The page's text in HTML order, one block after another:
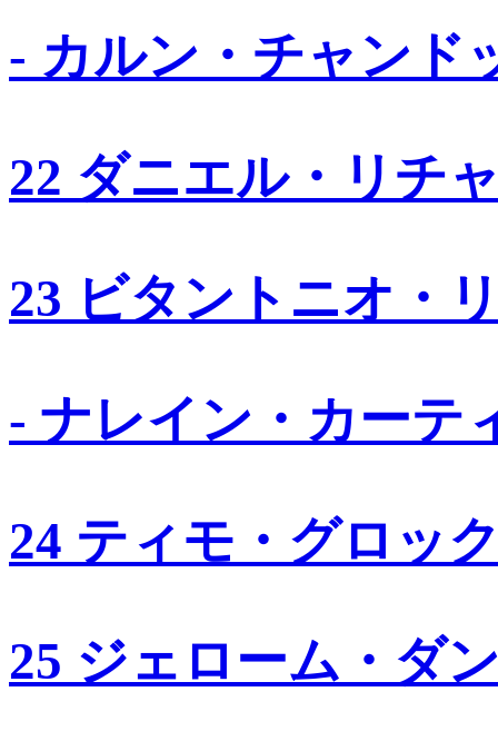
- カルン・チャンド
22 ダニエル・リチ
23 ビタントニオ・
- ナレイン・カーテ
24 ティモ・グロッ
25 ジェローム・ダ